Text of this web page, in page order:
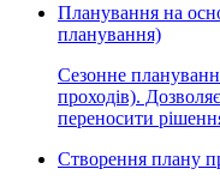
Планування на
планування)
Сезонне
проходів).
переносити
Створення плану